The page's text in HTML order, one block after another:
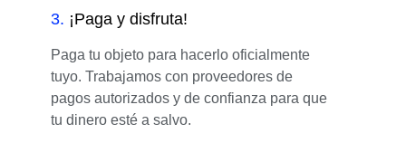
3. ¡Paga y disfruta!
Paga tu objeto para hacerlo oficialmente
tuyo. Trabajamos con proveedores de
pagos autorizados y de confianza para que
tu dinero esté a salvo.